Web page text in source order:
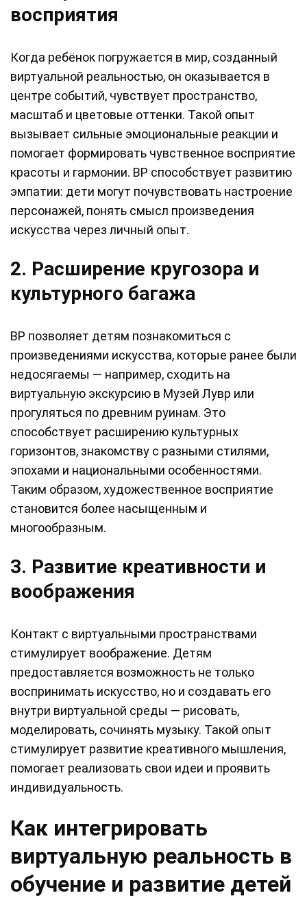
восприятия
Когда ребёнок погружается в мир, созданный
виртуальной реальностью, он оказывается в
центре событий, чувствует пространство,
масштаб и цветовые оттенки. Такой опыт
вызывает сильные эмоциональные реакции и
помогает формировать чувственное восприятие
красоты и гармонии. ВР способствует развитию
эмпатии: дети могут почувствовать настроение
персонажей, понять смысл произведения
искусства через личный опыт.
2. Расширение кругозора и
культурного багажа
ВР позволяет детям познакомиться с
произведениями искусства, которые ранее были
недосягаемы — например, сходить на
виртуальную экскурсию в Музей Лувр или
прогуляться по древним руинам. Это
способствует расширению культурных
горизонтов, знакомству с разными стилями,
эпохами и национальными особенностями.
Таким образом, художественное восприятие
становится более насыщенным и
многообразным.
3. Развитие креативности и
воображения
Контакт с виртуальными пространствами
стимулирует воображение. Детям
предоставляется возможность не только
воспринимать искусство, но и создавать его
внутри виртуальной среды — рисовать,
моделировать, сочинять музыку. Такой опыт
стимулирует развитие креативного мышления,
помогает реализовать свои идеи и проявить
индивидуальность.
Как интегрировать
виртуальную реальность в
обучение и развитие детей